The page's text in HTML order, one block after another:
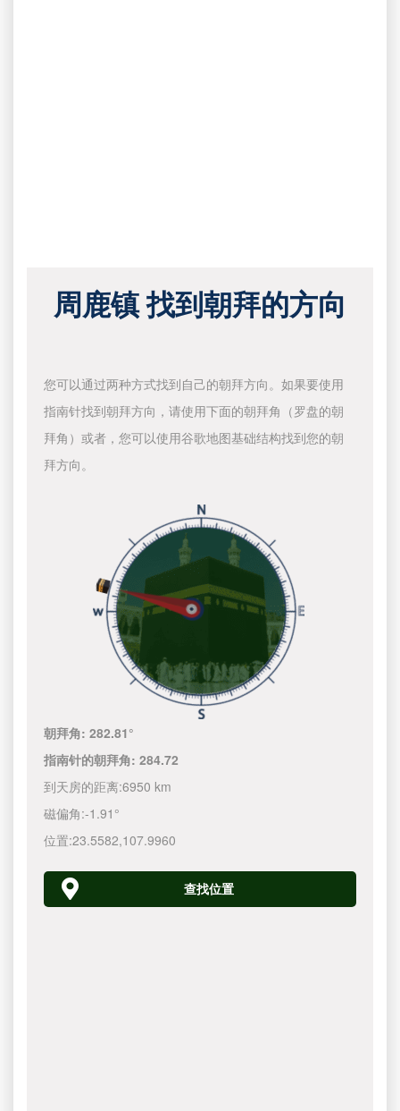
周鹿镇 找到朝拜的方向
您可以通过两种方式找到自己的朝拜方向。如果要使用
指南针找到朝拜方向，请使用下面的朝拜角（罗盘的朝
拜角）或者，您可以使用谷歌地图基础结构找到您的朝
拜方向。
朝拜角:282.81°
指南针的朝拜角:284.72
到天房的距离:6950 km
磁偏角:-1.91°
位置:23.5582,107.9960
查找位置